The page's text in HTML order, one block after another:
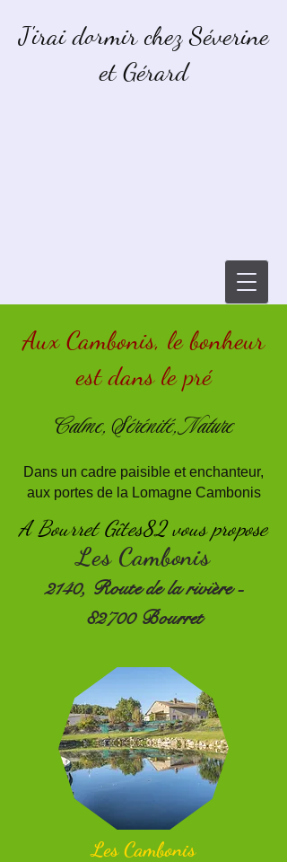
J'irai dormir chez Séverine
et Gérard
Aux Cambonis, le bonheur
est dans le pré
Calme, Sérénité, Nature
Dans un cadre paisible et enchanteur,
aux portes de la Lomagne Cambonis
A Bourret Gîtes82 vous propose
Les Cambonis
2140, Route de la rivière -
82700 Bourret
Les Cambonis